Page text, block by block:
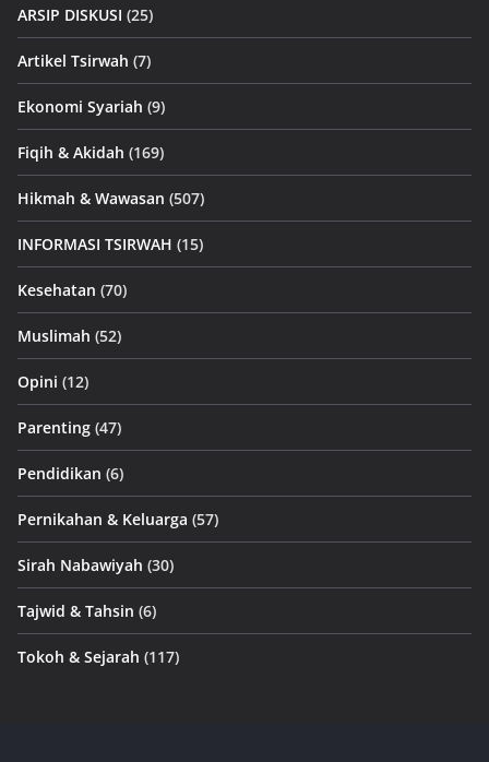
ARSIP DISKUSI (25)
Artikel Tsirwah (7)
Ekonomi Syariah (9)
Fiqih & Akidah (169)
Hikmah & Wawasan (507)
INFORMASI TSIRWAH (15)
Kesehatan (70)
Muslimah (52)
Opini (12)
Parenting (47)
Pendidikan (6)
Pernikahan & Keluarga (57)
Sirah Nabawiyah (30)
Tajwid & Tahsin (6)
Tokoh & Sejarah (117)